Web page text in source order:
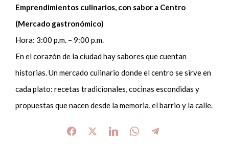
Emprendimientos culinarios, con sabor a Centro
(Mercado gastronómico)
Hora: 3:00 p.m. – 9:00 p.m.
En el corazón de la ciudad hay sabores que cuentan
historias. Un mercado culinario donde el centro se sirve en
cada plato: recetas tradicionales, cocinas escondidas y
propuestas que nacen desde la memoria, el barrio y la calle.